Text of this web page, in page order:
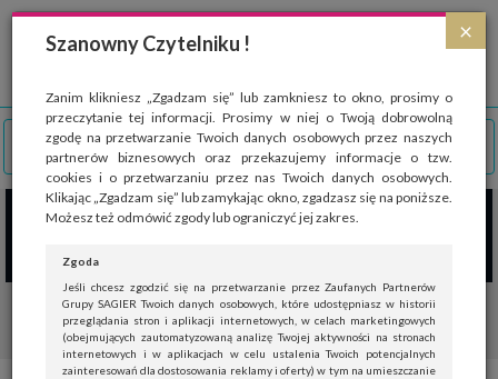
×
Szanowny Czytelniku !
Zanim klikniesz „Zgadzam się” lub zamkniesz to okno, prosimy o
przeczytanie tej informacji. Prosimy w niej o Twoją dobrowolną
zgodę na przetwarzanie Twoich danych osobowych przez naszych
partnerów biznesowych oraz przekazujemy informacje o tzw.
cookies i o przetwarzaniu przez nas Twoich danych osobowych.
Klikając „Zgadzam się” lub zamykając okno, zgadzasz się na poniższe.
Możesz też odmówić zgody lub ograniczyć jej zakres.
Zgoda
Jeśli chcesz zgodzić się na przetwarzanie przez Zaufanych Partnerów
Grupy SAGIER Twoich danych osobowych, które udostępniasz w historii
przeglądania stron i aplikacji internetowych, w celach marketingowych
(obejmujących zautomatyzowaną analizę Twojej aktywności na stronach
internetowych i w aplikacjach w celu ustalenia Twoich potencjalnych
zainteresowań dla dostosowania reklamy i oferty) w tym na umieszczanie
Strona wykorzystuje pliki cookies, które służą głównie do celów statystycznych.
Wyrażając zgodę na używanie 'cookies', zezwalasz na zapisanie ich w pamięci
przeglądarki. Przejdź do
polityki cookies